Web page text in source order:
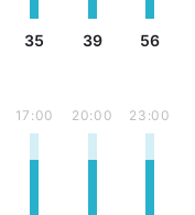
35 39 56
17:00 20:00 23:00